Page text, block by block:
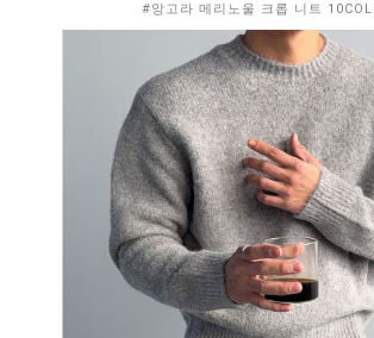
#앙고라 메리노울 크롭 니트